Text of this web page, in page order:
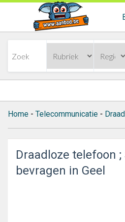
Home - Telecommunicatie -
Draadloze telefoon ;
bevragen in Geel